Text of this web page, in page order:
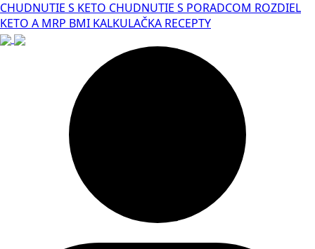
CHUDNUTIE S KETO CHUDNUTIE S PORADCOM ROZDIEL
KETO A MRP BMI KALKULAČKA RECEPTY